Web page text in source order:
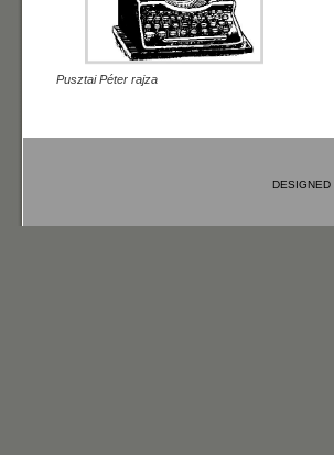
Pusztai Péter rajza
DESIGNED